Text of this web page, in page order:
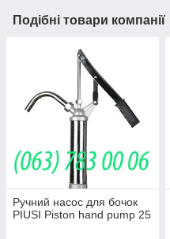
Подібні товари компанії
Ручний насос для бочок
PIUSI Piston hand pump 25